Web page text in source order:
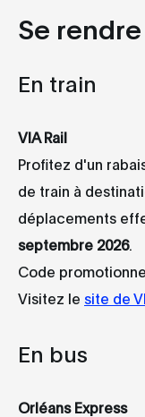
Se
En train
VIA Rail
Profitez d'un
de train à
déplacements
septembre 2026.
Code
Visitez le site de
En bus
Orléans Express